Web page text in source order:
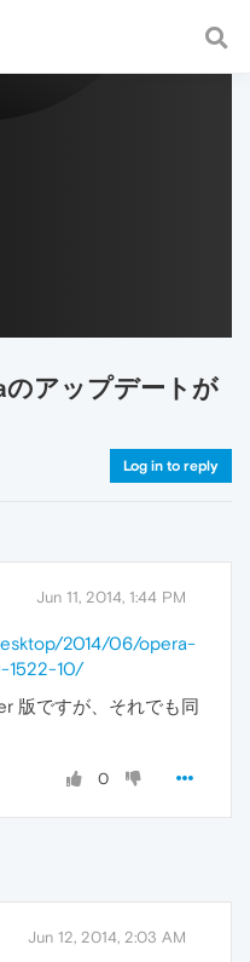
a fast and
アップデートが
Log in to reply
Jun 11, 2014, 1:44 PM
2014/06/opera-
1522-10/
版ですが、それでも同
0
Jun 12, 2014, 2:03 AM